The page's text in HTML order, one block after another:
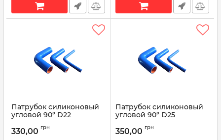
Патрубок силиконовый
угловой 90° D22
Артикул: 90° D22 L200*200
330,00 грн
Патрубок силиконовый
угловой 90° D25
Артикул: 90° D25 L200*200
350,00 грн